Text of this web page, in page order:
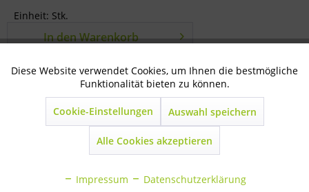
Einheit: Stk.
In den Warenkorb
Merken Bewerten
Artikel-Nr.: 17-12-0650
Beschreibung
Bewertungen
0
Technisch notwendig Aktiv
Marketing Inaktiv
Inaktiv
Diese Website verwendet Cookies, um Ihnen die bestmögliche
Funktionalität bieten zu können.
Cookie-Einstellungen Auswahl speichern
Alle Cookies akzeptieren
Impressum Datenschutzerklärung